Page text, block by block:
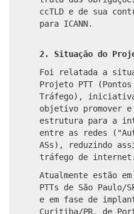
ccTLD e de sua
para ICANN.
2. Situação do
Foi relatada a
Projeto PTT
Tráfego), iniciativa
objetivo promover
estrutura para a
entre as redes
ASs), reduzindo
tráfego de internet.
Atualmente estão
PTTs de São
e em fase de
Curitiba/PR, de